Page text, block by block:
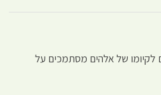
לקיומו של אלהים מסתמכים על